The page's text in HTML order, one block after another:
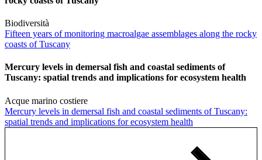
Biodiversità
Fifteen years of monitoring macroalgae assemblages along the rocky
coasts of Tuscany
Mercury levels in demersal fish and coastal sediments of
Tuscany: spatial trends and implications for ecosystem health
Acque marino costiere
Mercury levels in demersal fish and coastal sediments of Tuscany:
spatial trends and implications for ecosystem health